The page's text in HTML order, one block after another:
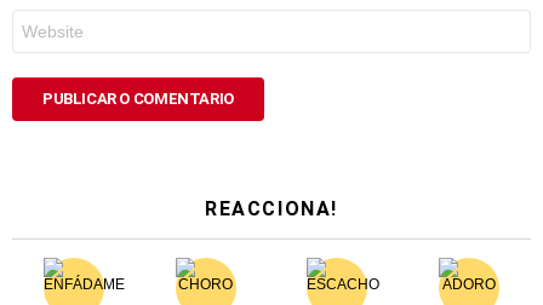
REACCIONA!